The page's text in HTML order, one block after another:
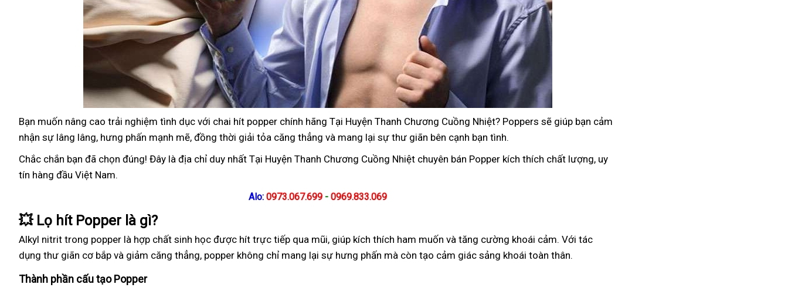
Bạn muốn nâng cao trải nghiệm tình dục với chai hít popper chính hãng Tại Huyện Thanh Chương Cuồng Nhiệt? Poppers sẽ giúp bạn cảm
nhận sự lâng lâng, hưng phấn mạnh mẽ, đồng thời giải tỏa căng thẳng và mang lại sự thư giãn bên cạnh bạn tình.
Chắc chắn bạn đã chọn đúng! Đây là địa chỉ duy nhất Tại Huyện Thanh Chương Cuồng Nhiệt chuyên bán Popper kích thích chất lượng, uy
tín hàng đầu Việt Nam.
Alo: 0973.067.699 - 0969.833.069
💥 Lọ hít Popper là gì?
Alkyl nitrit trong popper là hợp chất sinh học được hít trực tiếp qua mũi, giúp kích thích ham muốn và tăng cường khoái cảm. Với tác
dụng thư giãn cơ bắp và giảm căng thẳng, popper không chỉ mang lại sự hưng phấn mà còn tạo cảm giác sảng khoái toàn thân.
Thành phần cấu tạo Popper